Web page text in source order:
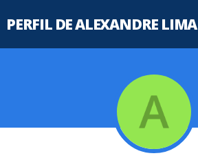
PERFIL DE ALEXANDRE LIMA